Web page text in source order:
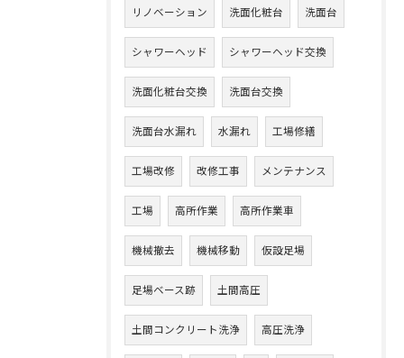
リノベーション 洗面化粧台 洗面台
シャワーヘッド シャワーヘッド交換
洗面化粧台交換 洗面台交換
洗面台水漏れ 水漏れ 工場修繕
工場改修 改修工事 メンテナンス
工場 高所作業 高所作業車
機械撤去 機械移動 仮設足場
足場ベース跡 土間高圧
土間コンクリート洗浄 高圧洗浄